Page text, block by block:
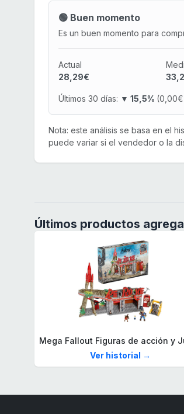
🟢 Buen momento
Es un buen momento para
Actual
28,29€
Últimos 30 días: ▼ 15,5%
Nota: este análisis se basa en el
puede variar si el vendedor o la
Últimos productos
Ver historial →